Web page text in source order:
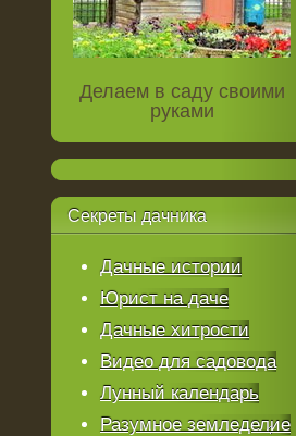
Делаем в саду своими
руками
Секреты дачника
Дачные истории
Юрист на даче
Дачные хитрости
Видео для садовода
Лунный календарь
Разумное земледелие